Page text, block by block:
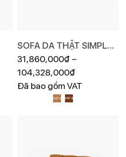
SOFA DA THẬT SIMPLE
F010
31,860,000₫ –
104,328,000₫
Đã bao gồm VAT